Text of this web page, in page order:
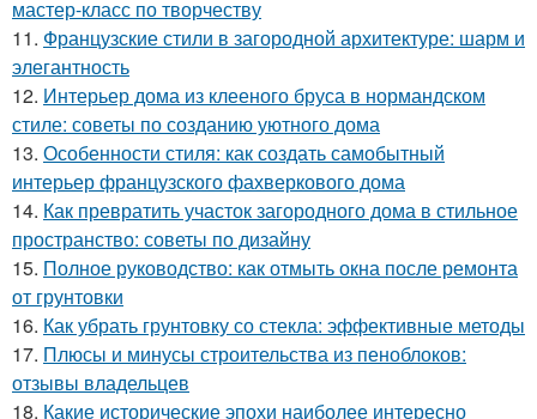
мастер-класс по творчеству
11. Французские стили в загородной архитектуре: шарм и
элегантность
12. Интерьер дома из клееного бруса в нормандском
стиле: советы по созданию уютного дома
13. Особенности стиля: как создать самобытный
интерьер французского фахверкового дома
14. Как превратить участок загородного дома в стильное
пространство: советы по дизайну
15. Полное руководство: как отмыть окна после ремонта
от грунтовки
16. Как убрать грунтовку со стекла: эффективные методы
17. Плюсы и минусы строительства из пеноблоков:
отзывы владельцев
18. Какие исторические эпохи наиболее интересно